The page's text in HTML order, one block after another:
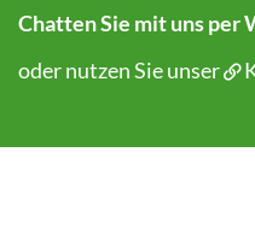
Chatten Sie mit uns per
oder nutzen Sie unser